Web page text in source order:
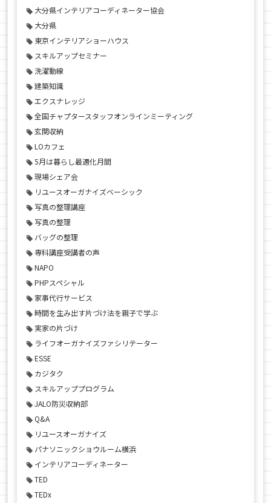
大分県インテリアコーディネーター協会
大分県
東京インテリアショーハウス
スキルアップセミナー
洗濯動線
建築知識
エクスナレッジ
全国チャプタースタッフオンラインミーティング
玄関収納
LOカフェ
5月は暮らし最適化月間
現場シェア会
リユースオーガナイズベーシック
写真の整理講座
写真の整理
バッグの整理
専科講座受講者の声
NAPO
PHPスペシャル
家事代行サービス
時間を生み出す片づけ法を親子で学ぶ
実家の片づけ
ライフオーガナイズファシリテーター
ESSE
カジタク
スキルアッププログラム
JALO防災収納部
Q&A
リユースオーガナイズ
パナソニックショウルーム横浜
インテリアコーディネーター
TED
TEDx